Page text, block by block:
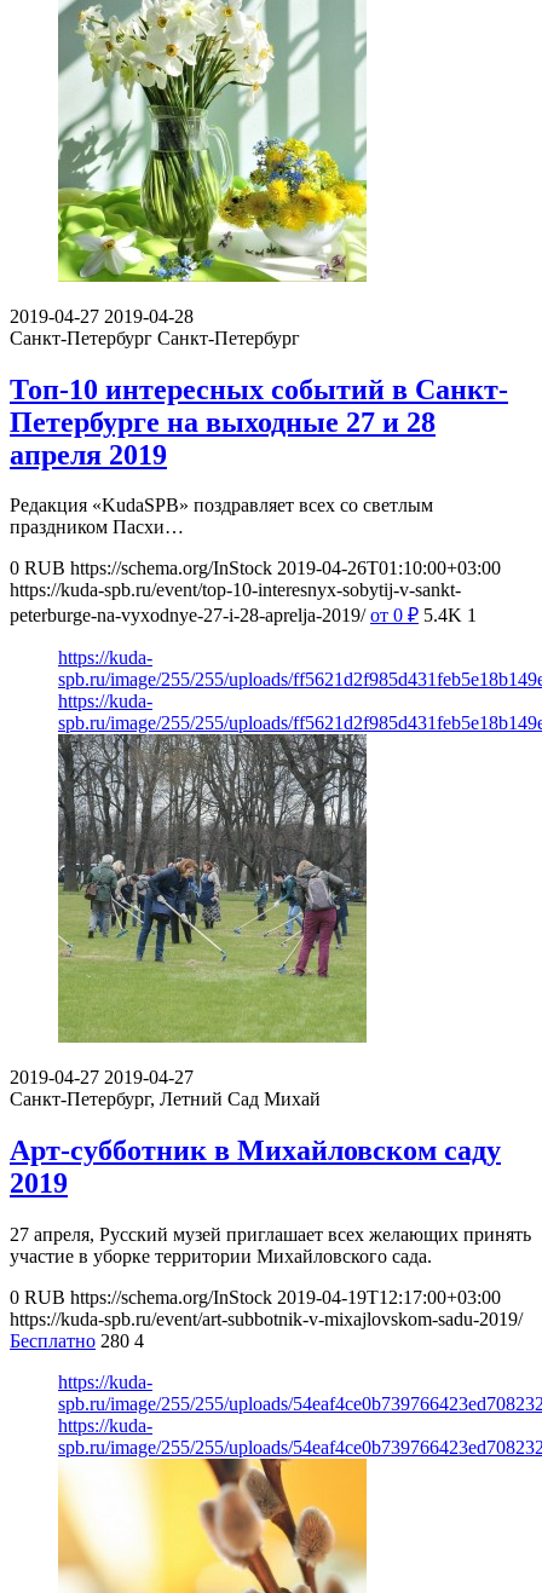
2019-04-27 2019-04-28
Санкт-Петербург Санкт-Петербург
Топ-10 интересных событий в Санкт-
Петербурге на выходные 27 и 28
апреля 2019
Редакция «KudaSPB» поздравляет всех со светлым
праздником Пасхи…
0 RUB https://schema.org/InStock 2019-04-26T01:10:00+03:00
https://kuda-spb.ru/event/top-10-interesnyx-sobytij-v-sankt-
peterburge-na-vyxodnye-27-i-28-aprelja-2019/ от 0 ₽ 5.4K 1
https://kuda-
spb.ru/image/255/255/uploads/
https://kuda-
spb.ru/image/255/255/uploads/
2019-04-27 2019-04-27
Санкт-Петербург, Летний Сад Михай
Арт-субботник в Михайловском саду
2019
27 апреля, Русский музей приглашает всех желающих принять
участие в уборке территории Михайловского сада.
0 RUB https://schema.org/InStock 2019-04-19T12:17:00+03:00
https://kuda-spb.ru/event/art-subbotnik-v-mixajlovskom-sadu-2019/
Бесплатно 280 4
https://kuda-
spb.ru/image/255/255/uploads/
https://kuda-
spb.ru/image/255/255/uploads/